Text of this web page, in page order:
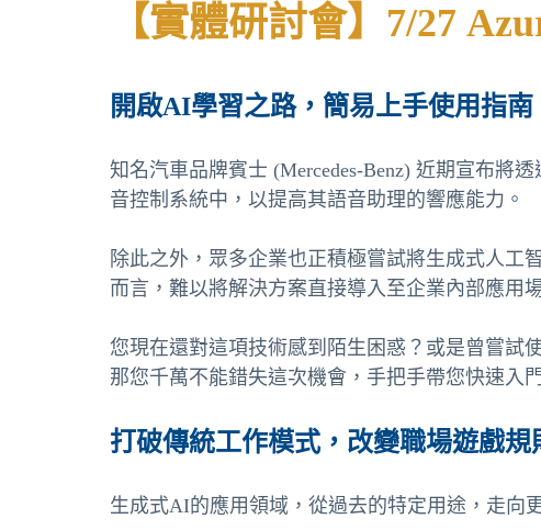
【實體研討會】7/27
開啟AI學習之路，簡易上手使用指南
知名汽車品牌賓士 (Mercedes-Benz) 近期宣布將
音控制系統中，以提高其語音助理的響應能力。
除此之外，眾多企業也正積極嘗試將生成式人
而言，難以將解決方案直接導入至企業內部應用
您現在還對這項技術感到陌生困惑？或是曾嘗試
那您千萬不能錯失這次機會，手把手帶您快速入
打破傳統工作模式，改變職場遊戲規
生成式AI的應用領域，從過去的特定用途，走向